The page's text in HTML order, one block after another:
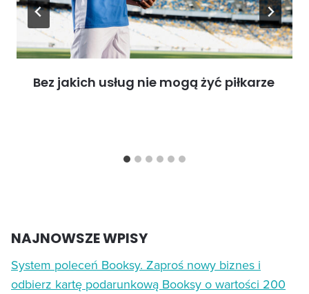
Bez jakich usług nie mogą żyć piłkarze
NAJNOWSZE WPISY
System poleceń Booksy. Zaproś nowy biznes i
odbierz kartę podarunkową Booksy o wartości 200